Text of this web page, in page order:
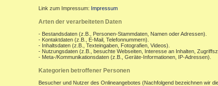
Link zum Impressum: Impressum
Arten der verarbeiteten Daten
- Bestandsdaten (z.B., Personen-Stammdaten, Namen oder Adressen).
- Kontaktdaten (z.B., E-Mail, Telefonnummern).
- Inhaltsdaten (z.B., Texteingaben, Fotografien, Videos).
- Nutzungsdaten (z.B., besuchte Webseiten, Interesse an Inhalten,
- Meta-/Kommunikationsdaten (z.B., Geräte-Informationen, IP-Adressen).
Kategorien betroffener Personen
Besucher und Nutzer des Onlineangebotes (Nachfolgend bezeichnen wir